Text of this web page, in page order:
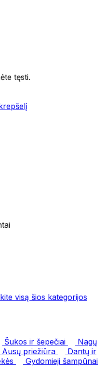
tęsti.
visą šios kategorijos
Šukos ir šepečiai
Nagų
Ausų priežiūra
Dantų ir
Gydomieji šampūnai